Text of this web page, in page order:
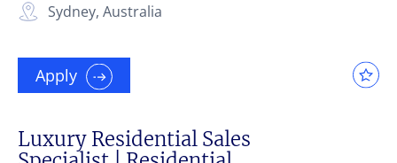
Sydney, Australia
Apply
Luxury Residential Sales